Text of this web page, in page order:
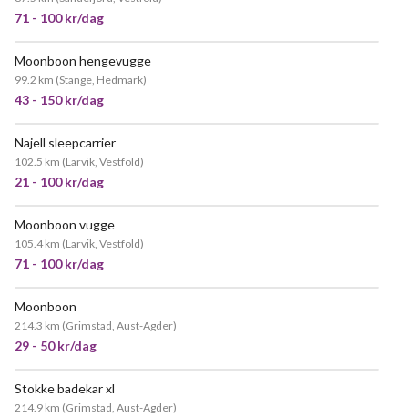
71 - 100 kr/dag
Moonboon hengevugge
99.2 km (Stange, Hedmark)
43 - 150 kr/dag
Najell sleepcarrier
102.5 km (Larvik, Vestfold)
21 - 100 kr/dag
Moonboon vugge
105.4 km (Larvik, Vestfold)
71 - 100 kr/dag
Moonboon
214.3 km (Grimstad, Aust-Agder)
29 - 50 kr/dag
Stokke badekar xl
214.9 km (Grimstad, Aust-Agder)